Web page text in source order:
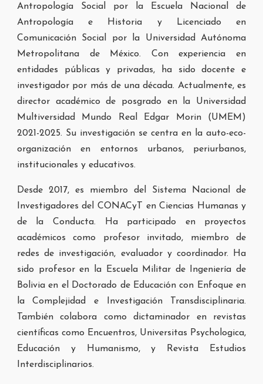
Antropología Social por la Escuela Nacional de
Antropología e Historia y Licenciado en
Comunicación Social por la Universidad Autónoma
Metropolitana de México. Con experiencia en
entidades públicas y privadas, ha sido docente e
investigador por más de una década. Actualmente, es
director académico de posgrado en la Universidad
Multiversidad Mundo Real Edgar Morin (UMEM)
2021-2025. Su investigación se centra en la auto-eco-
organización en entornos urbanos, periurbanos,
institucionales y educativos.
Desde 2017, es miembro del Sistema Nacional de
Investigadores del CONACyT en Ciencias Humanas y
de la Conducta. Ha participado en proyectos
académicos como profesor invitado, miembro de
redes de investigación, evaluador y coordinador. Ha
sido profesor en la Escuela Militar de Ingeniería de
Bolivia en el Doctorado de Educación con Enfoque en
la Complejidad e Investigación Transdisciplinaria.
También colabora como dictaminador en revistas
científicas como Encuentros, Universitas Psychologica,
Educación y Humanismo, y Revista Estudios
Interdisciplinarios.